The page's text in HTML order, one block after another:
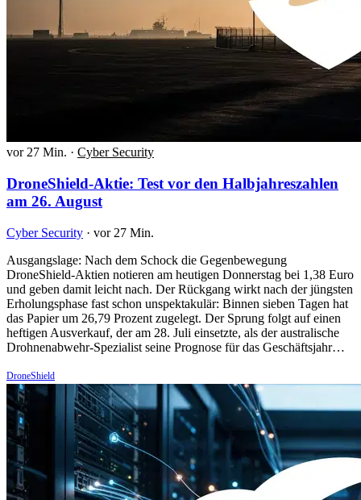
vor 27 Min. · Cyber Security
DroneShield-Aktie: Test vor den Halbjahreszahlen
am 26. August
Cyber Security · vor 27 Min.
Ausgangslage: Nach dem Schock die Gegenbewegung
DroneShield-Aktien notieren am heutigen Donnerstag bei 1,38 Euro
und geben damit leicht nach. Der Rückgang wirkt nach der jüngsten
Erholungsphase fast schon unspektakulär: Binnen sieben Tagen hat
das Papier um 26,79 Prozent zugelegt. Der Sprung folgt auf einen
heftigen Ausverkauf, der am 28. Juli einsetzte, als der australische
Drohnenabwehr-Spezialist seine Prognose für das Geschäftsjahr…
DroneShield